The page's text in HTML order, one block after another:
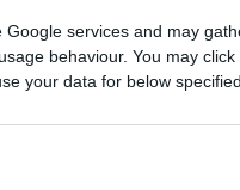
services and may
behaviour. You may
your data for below
És csak most
A
a maga ideje.